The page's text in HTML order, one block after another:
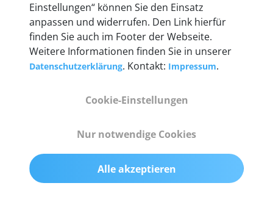
Technische Details &
Lieferumfang
55 mm x 25 mm x 12 mm
200 g
Einstellungen“ können Sie den Einsatz
anpassen und widerrufen. Den Link hierfür
finden Sie auch im Footer der Webseite.
Weitere Informationen finden Sie in unserer
Datenschutzerklärung. Kontakt: Impressum.
Cookie-Einstellungen
Nur notwendige Cookies
Alle akzeptieren